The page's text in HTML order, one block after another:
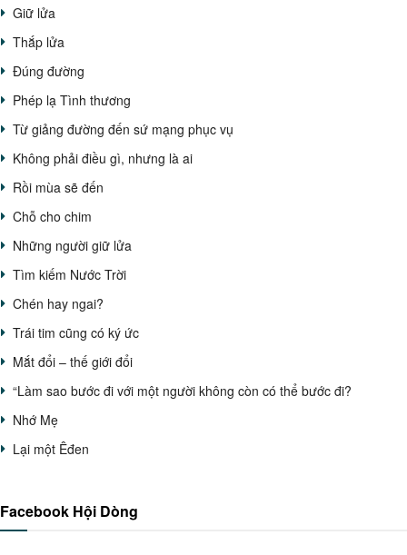
Giữ lửa
Thắp lửa
Đúng đường
Phép lạ Tình thương
Từ giảng đường đến sứ mạng phục vụ
Không phải điều gì, nhưng là ai
Rồi mùa sẽ đến
Chỗ cho chim
Những người giữ lửa
Tìm kiếm Nước Trời
Chén hay ngai?
Trái tim cũng có ký ức
Mắt đổi – thế giới đổi
“Làm sao bước đi với một người không còn có thể bước đi?
Nhớ Mẹ
Lại một Êđen
Facebook Hội Dòng